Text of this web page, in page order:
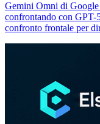
Gemini Omni di Google
confrontando con GPT-
confronto frontale per